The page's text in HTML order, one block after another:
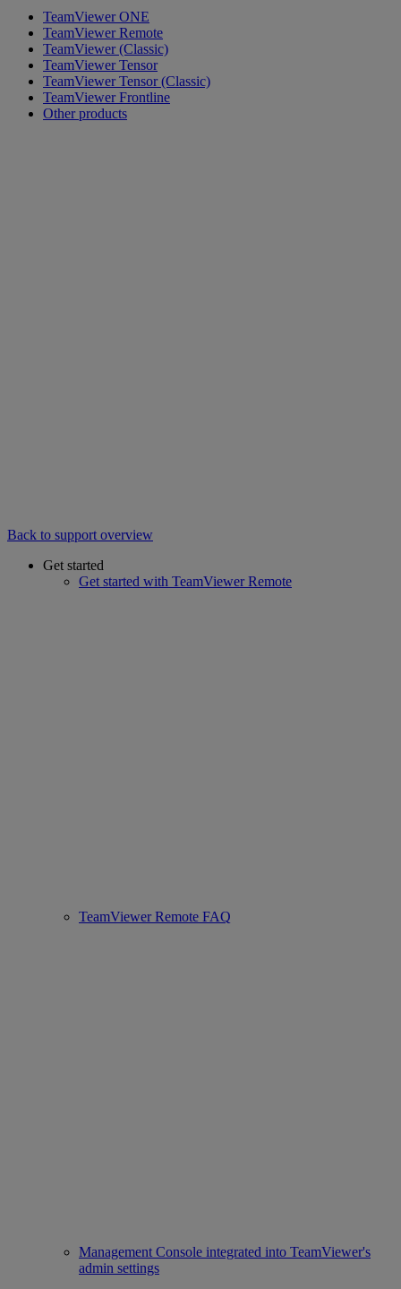
TeamViewer ONE
TeamViewer Remote
TeamViewer (Classic)
TeamViewer Tensor
TeamViewer Tensor (Classic)
TeamViewer Frontline
Other products
Back to support overview
Get started
Get started with TeamViewer Remote
TeamViewer Remote FAQ
Management Console integrated into TeamViewer's
admin settings